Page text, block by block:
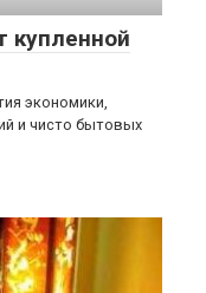
купленной
экономики,
и чисто бытовых